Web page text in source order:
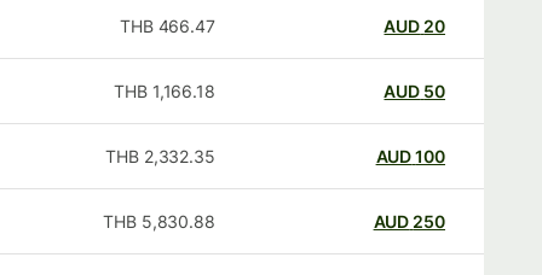
20
AUD
466.47
THB
50
AUD
1,166.18
THB
100
AUD
2,332.35
THB
250
AUD
5,830.88
THB